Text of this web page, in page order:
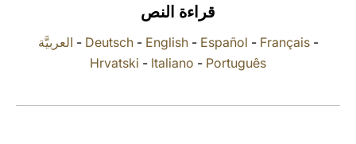
قراءة النص
العربيَّة - Deutsch- English- Español - Français-
Hrvatski - Italiano - Português